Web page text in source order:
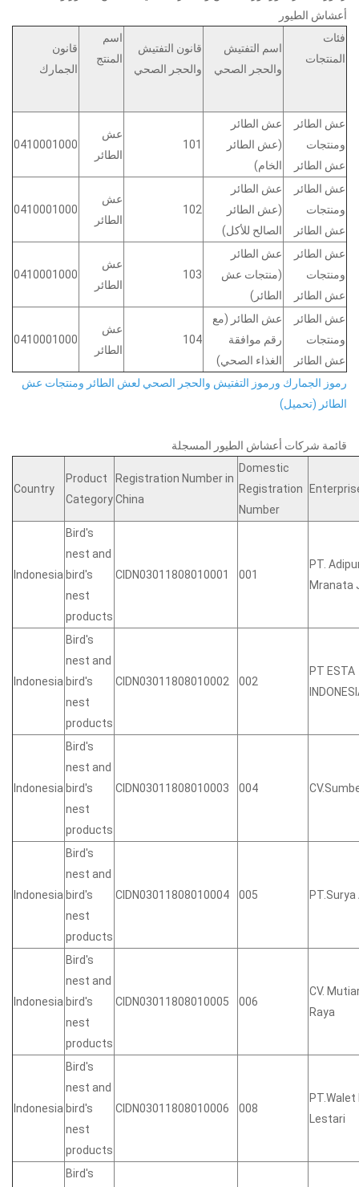
أعشاش الطيور
قانون
الجمارك
اسم
المنتج
قانون التفتيش
والحجر الصحي
اسم التفتيش
والحجر الصحي
فئات
المنتجات
0410001000
عش
الطائر
101
عش الطائر
(عش الطائر
الخام)
عش الطائر
ومنتجات
عش الطائر
0410001000
عش
الطائر
102
عش الطائر
(عش الطائر
الصالح للأكل)
عش الطائر
ومنتجات
عش الطائر
0410001000
عش
الطائر
103
عش الطائر
(منتجات عش
الطائر)
عش الطائر
ومنتجات
عش الطائر
0410001000
عش
الطائر
104
عش الطائر (مع
رقم موافقة
الغذاء الصحي)
عش الطائر
ومنتجات
عش الطائر
رموز الجمارك ورموز التفتيش والحجر الصحي لعش الطائر ومنتجات عش
الطائر (تحميل)
قائمة شركات أعشاش الطيور المسجلة
Country
Product
Category
Registration Number in
China
Domestic
Registration
Number
Indonesia
Bird's
nest and
bird's
nest
products
CIDN03011808010001 001
PT.
Mranata
Indonesia
Bird's
nest and
bird's
nest
products
CIDN03011808010002 002
PT ESTA
Indonesia
Bird's
nest and
bird's
nest
products
CIDN03011808010003 004
Indonesia
Bird's
nest and
bird's
nest
products
CIDN03011808010004 005
Indonesia
Bird's
nest and
bird's
nest
products
CIDN03011808010005 006
CV.
Raya
Indonesia
Bird's
nest and
bird's
nest
products
CIDN03011808010006 008
Lestari
Bird's